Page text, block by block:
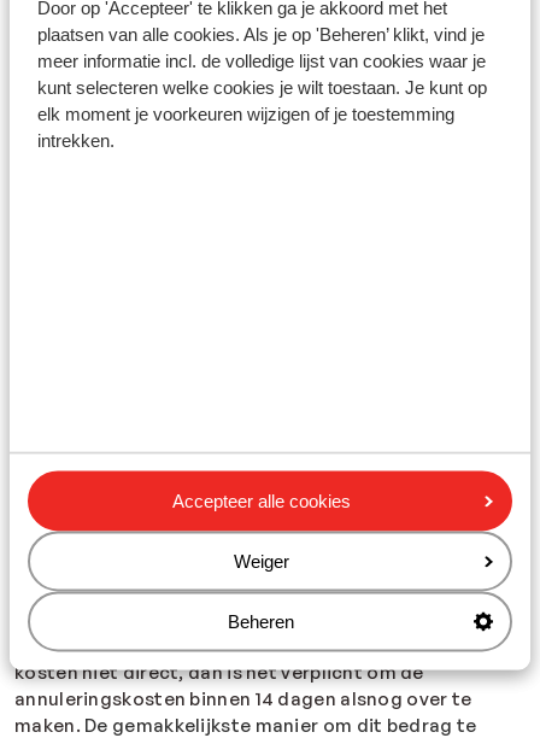
Door op 'Accepteer' te klikken ga je akkoord met het
plaatsen van alle cookies. Als je op 'Beheren’ klikt, vind je
meer informatie incl. de volledige lijst van cookies waar je
kunt selecteren welke cookies je wilt toestaan. Je kunt op
elk moment je voorkeuren wijzigen of je toestemming
intrekken.
Accepteer alle cookies
Weiger
Beheren
Alternatieven voor annuleren
Een boeking annuleren is niet altijd de enige
mogelijkheid. Het is meestal ook mogelijk om jouw
vakantie over te dragen aan iemand anders. Tot de dag
voorwaarden. Een annulering is dan ook niet kosteloos.
De hoofdboeker is de enige die een annulering kan
doorgeven. Je kunt jouw boeking annuleren viaMijn
Sunweb
. Je krijgt dan direct de annuleringskosten te
zien.
Staan er nog annuleringskosten open, dan kun je deze
gelijk voldoen via iDEAL of Creditcard. Voldoe je de
kosten niet direct, dan is het verplicht om de
annuleringskosten binnen 14 dagen alsnog over te
maken. De gemakkelijkste manier om dit bedrag te